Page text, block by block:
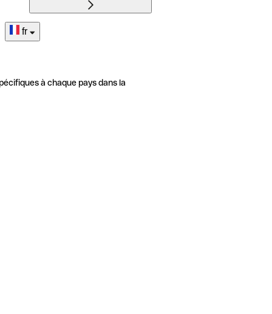
fr
à chaque pays dans la